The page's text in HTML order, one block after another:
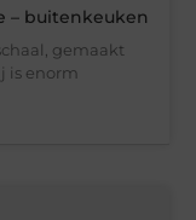
– buitenkeuken
gemaakt
is enorm